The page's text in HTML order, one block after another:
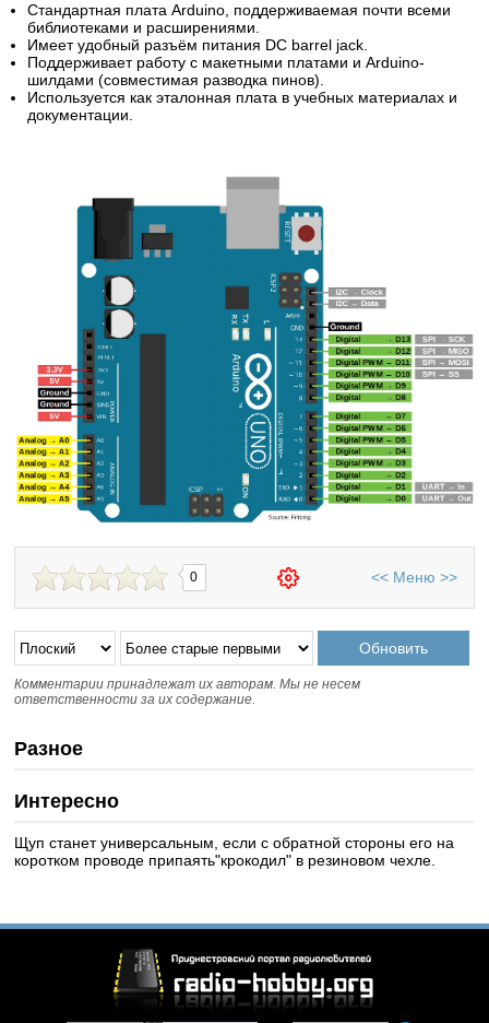
Стандартная плата Arduino, поддерживаемая почти всеми
библиотеками и расширениями.
Имеет удобный разъём питания DC barrel jack.
Поддерживает работу с макетными платами и Arduino-
шилдами (совместимая разводка пинов).
Используется как эталонная плата в учебных материалах и
документации.
0 << Меню >>
Комментарии принадлежат их авторам. Мы не несем
ответственности за их содержание.
Разное
Интересно
Щуп станет универсальным, если с обратной стороны его на
коротком проводе припаять"крокодил" в резиновом чехле.